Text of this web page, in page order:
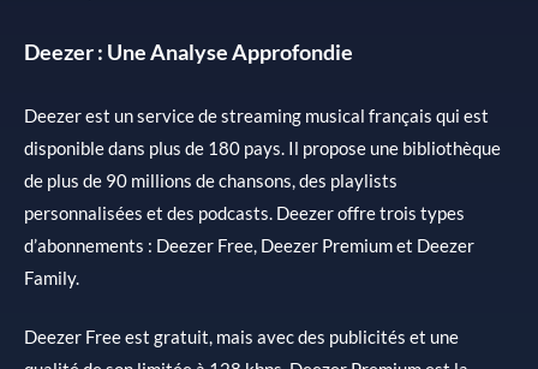
Deezer : Une Analyse Approfondie
Deezer est un service de streaming musical français qui est
disponible dans plus de 180 pays. Il propose une bibliothèque
de plus de 90 millions de chansons, des playlists
personnalisées et des podcasts. Deezer offre trois types
d’abonnements : Deezer Free, Deezer Premium et Deezer
Family.
Deezer Free est gratuit, mais avec des publicités et une